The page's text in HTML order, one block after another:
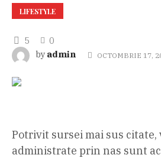
LIFESTYLE
5
0
by admin OCTOMBRIE 17,
Potrivit sursei mai sus
administrate prin nas sunt